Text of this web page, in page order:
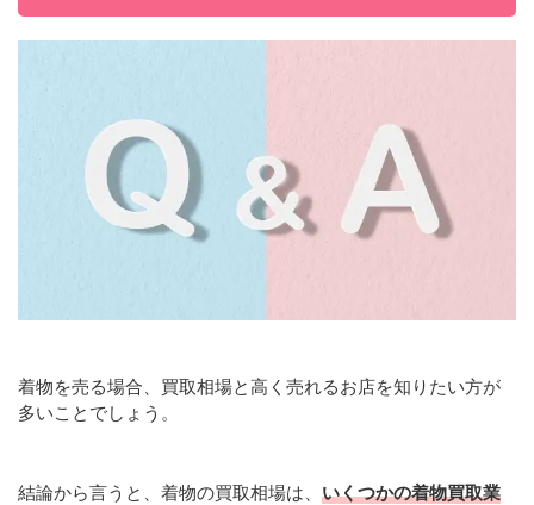
着物を売る場合、買取相場と高く売れるお店を知りたい方が
多いことでしょう。
結論から言うと、着物の買取相場は、 いくつかの着物買取業